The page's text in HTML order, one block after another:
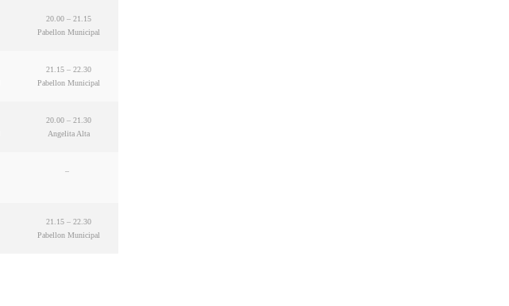
20.00 – 21.15
Pabellon Municipal
21.15 – 22.30
Pabellon Municipal
20.00 – 21.30
Angelita Alta
–
21.15 – 22.30
Pabellon Municipal